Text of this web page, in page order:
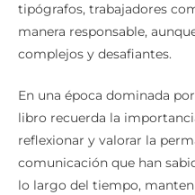
tipógrafos, trabajadores
manera responsable,
complejos y desafiantes.
En una época dominada
libro recuerda la
reflexionar y valorar la
comunicación que han
lo largo del tiempo,